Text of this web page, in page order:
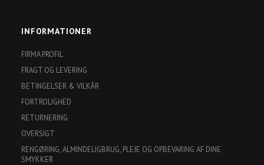
INFORMATIONER
FIRMA PROFIL
FRAGT OG LEVERING
BETINGELSER & VILKÅR
FORTROLIGHED
RETURNERING
OVERSIGT
RENGØRING, ALMINDELIGBRUG, PLEJE OG OPBEVARING AF DINE
SMYKKER